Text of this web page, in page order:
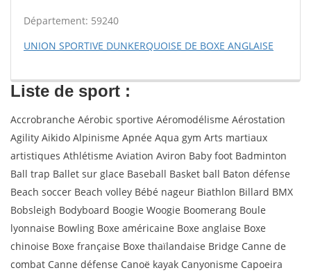
Département: 59240
UNION SPORTIVE DUNKERQUOISE DE BOXE ANGLAISE
Liste de sport :
Accrobranche Aérobic sportive Aéromodélisme Aérostation
Agility Aikido Alpinisme Apnée Aqua gym Arts martiaux
artistiques Athlétisme Aviation Aviron Baby foot Badminton
Ball trap Ballet sur glace Baseball Basket ball Baton défense
Beach soccer Beach volley Bébé nageur Biathlon Billard BMX
Bobsleigh Bodyboard Boogie Woogie Boomerang Boule
lyonnaise Bowling Boxe américaine Boxe anglaise Boxe
chinoise Boxe française Boxe thaïlandaise Bridge Canne de
combat Canne défense Canoë kayak Canyonisme Capoeira